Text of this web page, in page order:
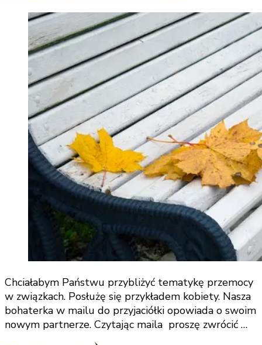
Chciałabym Państwu przybliżyć tematykę przemocy
w związkach. Posłużę się przykładem kobiety. Nasza
bohaterka w mailu do przyjaciółki opowiada o swoim
nowym partnerze. Czytając maila proszę zwrócić …